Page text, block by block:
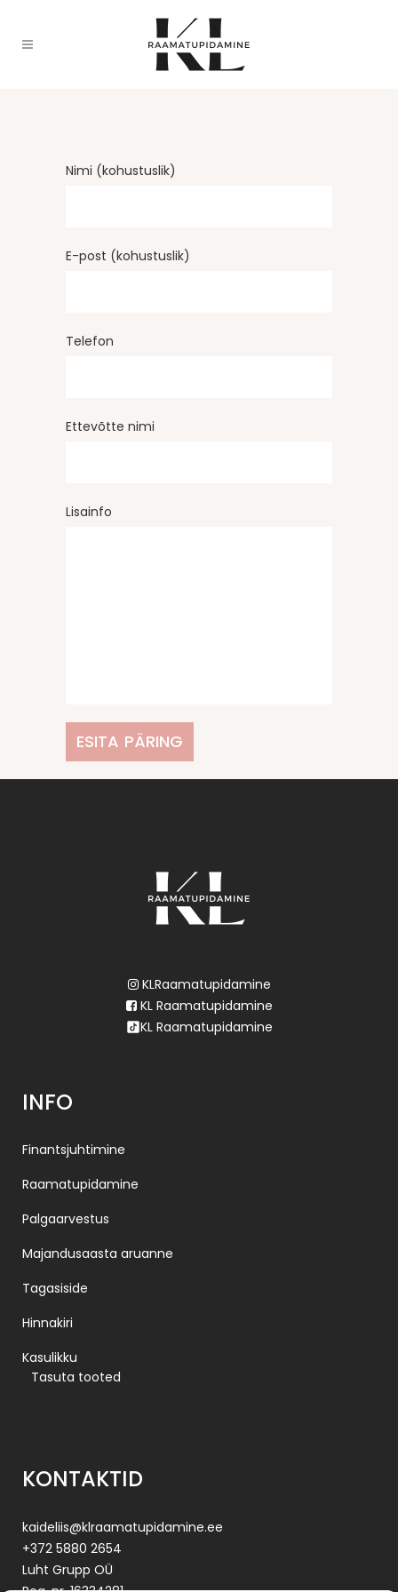
Nimi (kohustuslik)
E-post (kohustuslik)
Telefon
Ettevõtte nimi
Lisainfo
KLRaamatupidamine
KL Raamatupidamine
KL Raamatupidamine
INFO
Finantsjuhtimine
Raamatupidamine
Palgaarvestus
Majandusaasta aruanne
Tagasiside
Hinnakiri
Kasulikku
Tasuta tooted
KONTAKTID
kaideliis@klraamatupidamine.ee
+372 5880 2654
Luht Grupp OÜ